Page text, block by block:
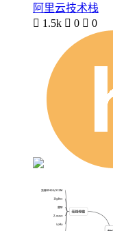
阿里云技术栈
 1.5k  0  0